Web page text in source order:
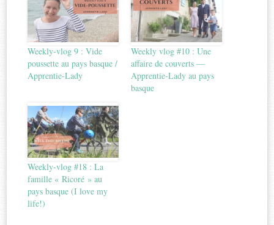
Weekly-vlog 9 : Vide
poussette au pays basque /
Apprentie-Lady
Weekly vlog #10 : Une
affaire de couverts —
Apprentie-Lady au pays
basque
Weekly-vlog #18 : La
famille « Ricoré » au
pays basque (I love my
life!)